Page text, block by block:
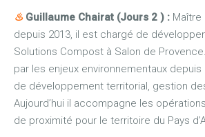
♨ Guillaume Chairat (Jours 2 ) :
depuis 2013, il est chargé de
Solutions Compost à Salon de
par les enjeux environnementaux depuis
de développement territorial, gestion
Aujourd’hui il accompagne les
de proximité pour le territoire du Pays